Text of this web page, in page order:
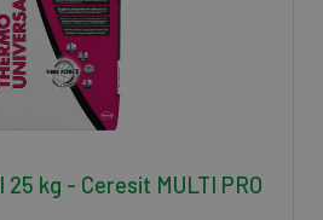
kg - Ceresit MULTI PRO